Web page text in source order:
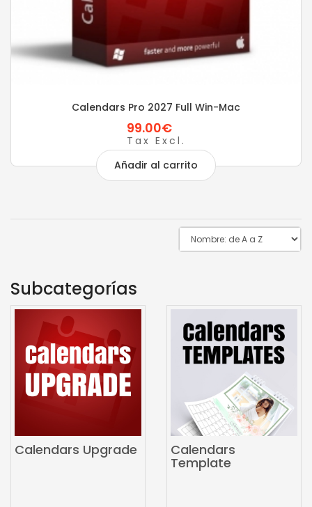
Calendars Pro 2027 Full Win-Mac
99.00€
Tax Excl.
Añadir al carrito
Subcategorías
Calendars Upgrade Calendars
Template